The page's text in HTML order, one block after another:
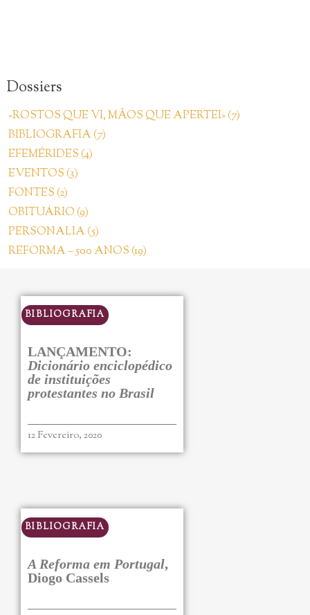
Dossiers
«ROSTOS QUE VI, MÃOS QUE APERTEI» (7)
BIBLIOGRAFIA (7)
EFEMÉRIDES (4)
EVENTOS (3)
FONTES (2)
OBITUÁRIO (9)
PERSONALIA (5)
REFORMA – 500 ANOS (19)
BIBLIOGRAFIA
LANÇAMENTO:
Dicionário enciclopédico
de instituições
protestantes no Brasil
12 Fevereiro, 2020
BIBLIOGRAFIA
A Reforma em Portugal,
Diogo Cassels